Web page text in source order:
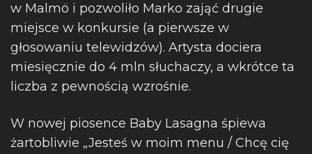
w Malmö i pozwoliło Marko zająć drugie
miejsce w konkursie (a pierwsze w
głosowaniu telewidzów). Artysta dociera
miesięcznie do 4 mln słuchaczy, a wkrótce ta
liczba z pewnością wzrośnie.
W nowej piosence Baby Lasagna śpiewa
żartobliwie „Jesteś w moim menu / Chcę cię